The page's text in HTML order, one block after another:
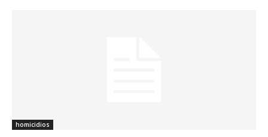
homicidios